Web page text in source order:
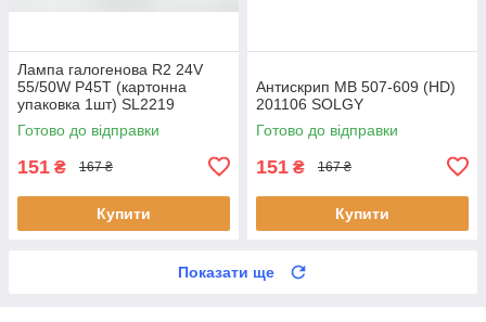
Лампа галогенова R2 24V
55/50W P45T (картонна
упаковка 1шт) SL2219
SHAFER
Готово до відправки
151 ₴ 167 ₴
Купити
Антискрип MB 507-609 (HD)
201106 SOLGY
Готово до відправки
151 ₴ 167 ₴
Купити
Показати ще